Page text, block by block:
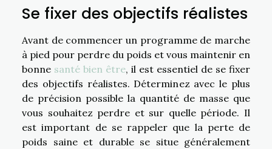
Se fixer des objectifs réalistes
Avant de commencer un programme de marche
à pied pour perdre du poids et vous maintenir en
bonne santé bien être, il est essentiel de se fixer
des objectifs réalistes. Déterminez avec le plus
de précision possible la quantité de masse que
vous souhaitez perdre et sur quelle période. Il
est important de se rappeler que la perte de
poids saine et durable se situe généralement